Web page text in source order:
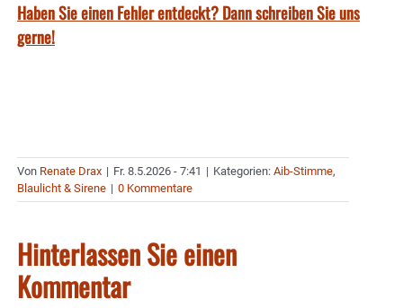
Haben Sie einen Fehler entdeckt? Dann schreiben Sie uns
gerne!
Von Renate Drax | Fr. 8.5.2026 - 7:41 | Kategorien: Aib-Stimme,
Blaulicht & Sirene | 0 Kommentare
Hinterlassen Sie einen
Kommentar